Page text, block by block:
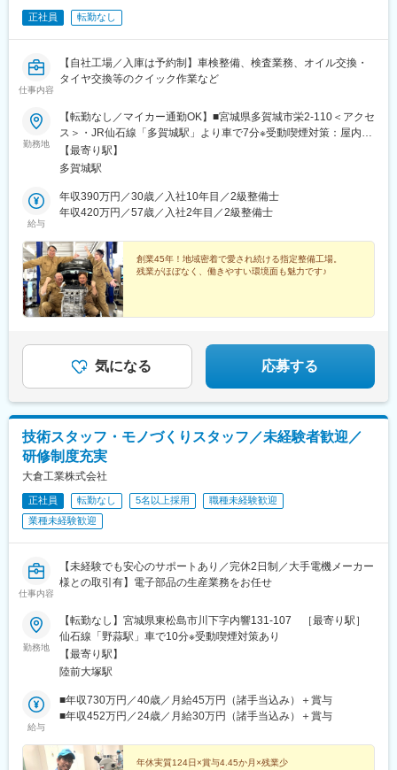
正社員 転勤なし
仕事内容
【自社工場／入庫は予約制】車検整備、検査業務、オイル交換・
タイヤ交換等のクイック作業など
勤務地
【転勤なし／マイカー通勤OK】■宮城県多賀城市栄2-110＜アクセ
ス＞・JR仙石線「多賀城駅」より車で7分※受動喫煙対策：屋内禁
煙【最寄り駅】
多賀城駅
給与
年収390万円／30歳／入社10年目／2級整備士
年収420万円／57歳／入社2年目／2級整備士
創業45年！地域密着で愛され続ける指定整備工場。
残業がほぼなく、働きやすい環境面も魅力です♪
気になる 応募する
技術スタッフ・モノづくりスタッフ／未経験者歓迎／
研修制度充実
大倉工業株式会社
正社員 転勤なし 5名以上採用
職種未経験歓迎
業種未経験歓迎
仕事内容
【未経験でも安心のサポートあり／完休2日制／大手電機メーカー
様との取引有】電子部品の生産業務をお任せ
勤務地
【転勤なし】宮城県東松島市川下字内響131-107 ［最寄り駅］
仙石線「野蒜駅」車で10分※受動喫煙対策あり
【最寄り駅】
陸前大塚駅
給与
■年収730万円／40歳／月給45万円（諸手当込み）＋賞与
■年収452万円／24歳／月給30万円（諸手当込み）＋賞与
年休実質124日×賞与4.45か月×残業少